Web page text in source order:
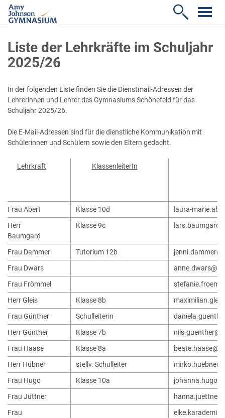

Liste der Lehrkräfte im Schuljahr
2025/26
In der folgenden Liste finden Sie die Dienstmail-Adressen der
Lehrerinnen und Lehrer des Gymnasiums Schönefeld für das
Schuljahr 2025/26.
Die E-Mail-Adressen sind für die dienstliche Kommunikation mit
Schülerinnen und Schülern sowie den Eltern gedacht.
Lehrkraft KlassenleiterIn
Frau Abert Klasse 10d
laura-
Herr
Baumgard
Klasse 9c
Frau Dammer Tutorium 12b
Frau Dwars
Frau Frömmel
Herr Gleis
Klasse 8b
Frau Günther
Schulleiterin
Herr Günther
Klasse 7b
Frau Haase
Klasse 8a
Herr Hübner
stellv. Schulleiter
Frau Hugo
Klasse 10a
Frau Jüttner
Frau